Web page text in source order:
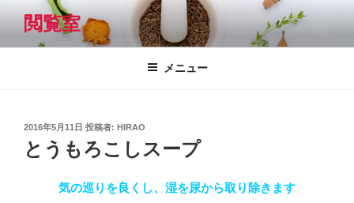
テ
閲覧室
メニュー
投
稿
日:
2016年5月11日 投稿者: HIRAO
とうもろこしスープ
気の巡りを良くし、湿を尿から取り除きます